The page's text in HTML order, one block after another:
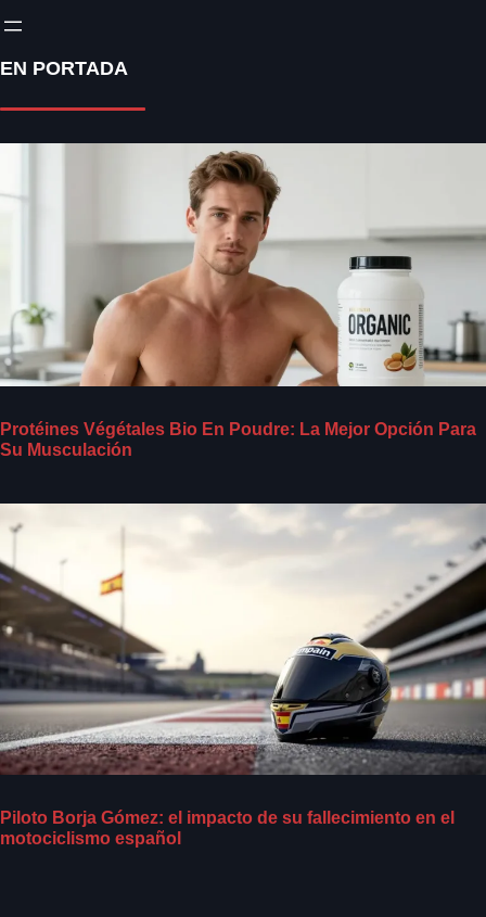
EN PORTADA
Protéines Végétales Bio En Poudre: La Mejor Opción Para
Su Musculación
Piloto Borja Gómez: el impacto de su fallecimiento en el
motociclismo español